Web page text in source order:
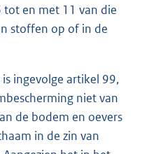
en met 11 van die
stoffen op of in de
ingevolge artikel 99,
niet van
de bodem en oevers
in de zin van